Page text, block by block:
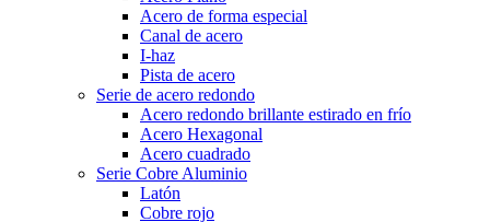
Acero de forma especial
Canal de acero
I-haz
Pista de acero
Serie de acero redondo
Acero redondo brillante estirado en frío
Acero Hexagonal
Acero cuadrado
Serie Cobre Aluminio
Latón
Cobre rojo